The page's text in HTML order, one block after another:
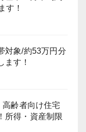
す！
対象/約53万円分
ます！
高齢者向け住宅
所得・資産制限